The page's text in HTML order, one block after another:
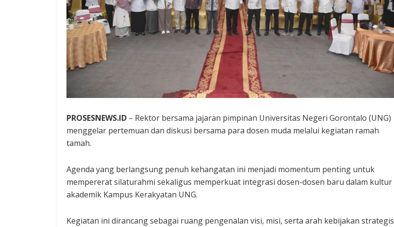
PROSESNEWS.ID – Rektor bersama jajaran pimpinan Universitas Negeri Gorontalo (UNG)
menggelar pertemuan dan diskusi bersama para dosen muda melalui kegiatan ramah
tamah.
Agenda yang berlangsung penuh kehangatan ini menjadi momentum penting untuk
mempererat silaturahmi sekaligus memperkuat integrasi dosen-dosen baru dalam kultur
akademik Kampus Kerakyatan UNG.
Kegiatan ini dirancang sebagai ruang pengenalan visi, misi, serta arah kebijakan strategis